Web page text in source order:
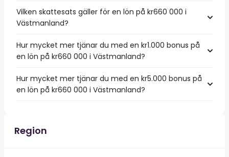
Vilken skattesats gäller för en lön på kr660 000 i
Västmanland?
Hur mycket mer tjänar du med en kr1.000 bonus på
en lön på kr660 000 i Västmanland?
Hur mycket mer tjänar du med en kr5.000 bonus på
en lön på kr660 000 i Västmanland?
Region